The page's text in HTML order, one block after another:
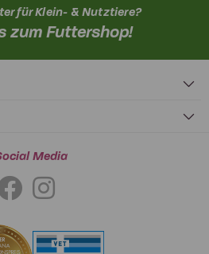
für Klein- & Nutztiere?
zum Futtershop!
Media